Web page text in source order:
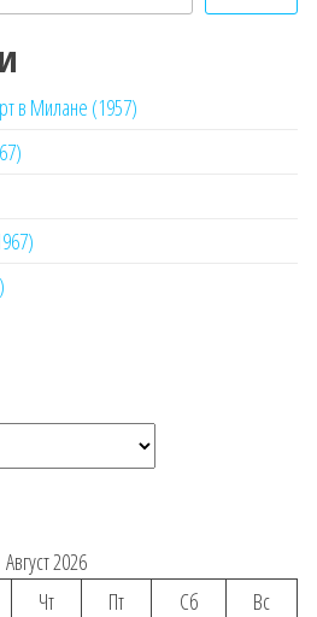
в Милане (1957)
Август 2026
Чт Пт Сб
Вс